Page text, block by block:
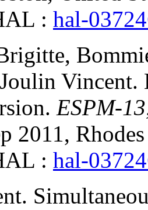
: hal-
,
Joulin Vincent.
. ESPM-
2011,
: hal-
.